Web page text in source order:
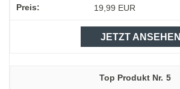
19,99 EUR
JETZT ANSEHEN
5